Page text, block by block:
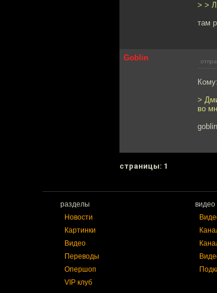
> >
там
Goblin
>
во
cтраницы: 1
разделы
Новости
Картинки
Видео
Переводы
Опершоп
VIP клуб
видео